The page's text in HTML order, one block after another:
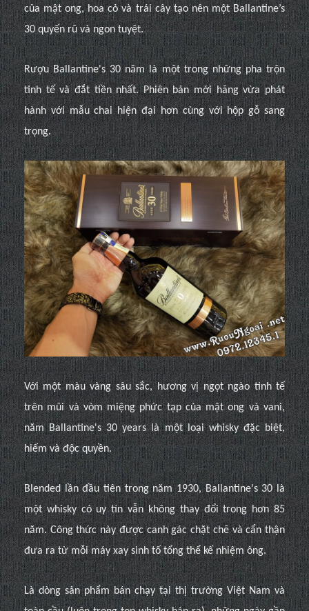
của mật ong, hoa cỏ và trái cây tạo nên một Ballantine’s
30 quyến rũ và ngon tuyệt.
Rượu Ballantine's 30 năm là một trong những pha trộn
tinh tế và đắt tiền nhất. Phiên bản mới hãng vừa phát
hành với mẫu chai hiện đại hơn cùng với hộp gỗ sang
trọng.
Với một màu vàng sâu sắc, hương vị ngọt ngào tinh tế
trên mũi và vòm miệng phức tạp của mật ong và vani,
năm Ballantine's 30 years là một loại whisky đặc biệt,
hiếm và độc quyền.
Blended lần đầu tiên trong năm 1930, Ballantine's 30 là
một whisky có uy tín vẫn không thay đổi trong hơn 85
năm. Công thức này được canh gác chặt chẽ và cẩn thận
đưa ra từ mỗi máy xay sinh tố tổng thể kế nhiệm ông.
Là dòng sản phẩm bán chạy tại thị trường Việt Nam và